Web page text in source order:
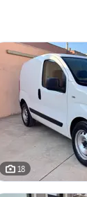
18